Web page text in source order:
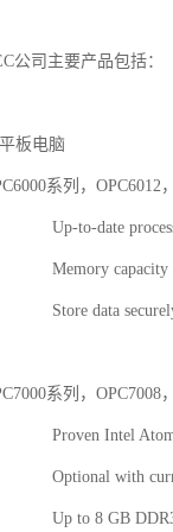
公司主要产品包括：
板电脑
列，OPC6012，
processors
securely
列，OPC7008，
Atom, Celeron,
current Intel
GB DDR3